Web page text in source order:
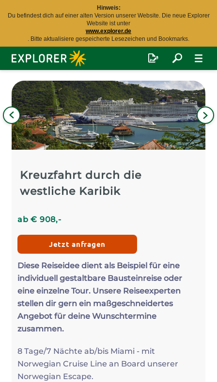
Hinweis:
Du befindest dich auf einer alten Version unserer Website. Die neue Explorer
Website ist unter
www.explorer.de
. Bitte aktualisiere gespeicherte Lesezeichen und Bookmarks.
Explorer
Fernreisen
Kreuzfahrt durch die
westliche Karibik
ab€ 908,-
Jetzt anfragen
Diese Reiseidee dient als Beispiel für eine
individuell gestaltbare Bausteinreise oder
eine einzelne Tour. Unsere Reiseexperten
stellen dir gern ein maßgeschneidertes
Angebot für deine Wunschtermine
zusammen.
8 Tage/7 Nächte ab/bis Miami - mit
Norwegian Cruise Line an Board unserer
Norwegian Escape.